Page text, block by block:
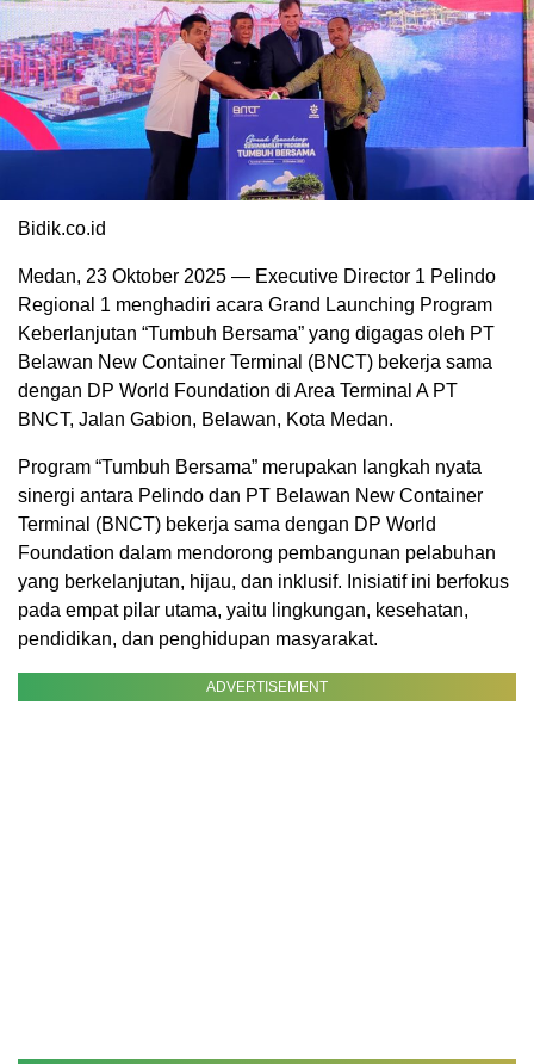
Bidik.co.id
Medan, 23 Oktober 2025 — Executive Director 1 Pelindo
Regional 1 menghadiri acara Grand Launching Program
Keberlanjutan “Tumbuh Bersama” yang digagas oleh PT
Belawan New Container Terminal (BNCT) bekerja sama
dengan DP World Foundation di Area Terminal A PT
BNCT, Jalan Gabion, Belawan, Kota Medan.
Program “Tumbuh Bersama” merupakan langkah nyata
sinergi antara Pelindo dan PT Belawan New Container
Terminal (BNCT) bekerja sama dengan DP World
Foundation dalam mendorong pembangunan pelabuhan
yang berkelanjutan, hijau, dan inklusif. Inisiatif ini berfokus
pada empat pilar utama, yaitu lingkungan, kesehatan,
pendidikan, dan penghidupan masyarakat.
ADVERTISEMENT